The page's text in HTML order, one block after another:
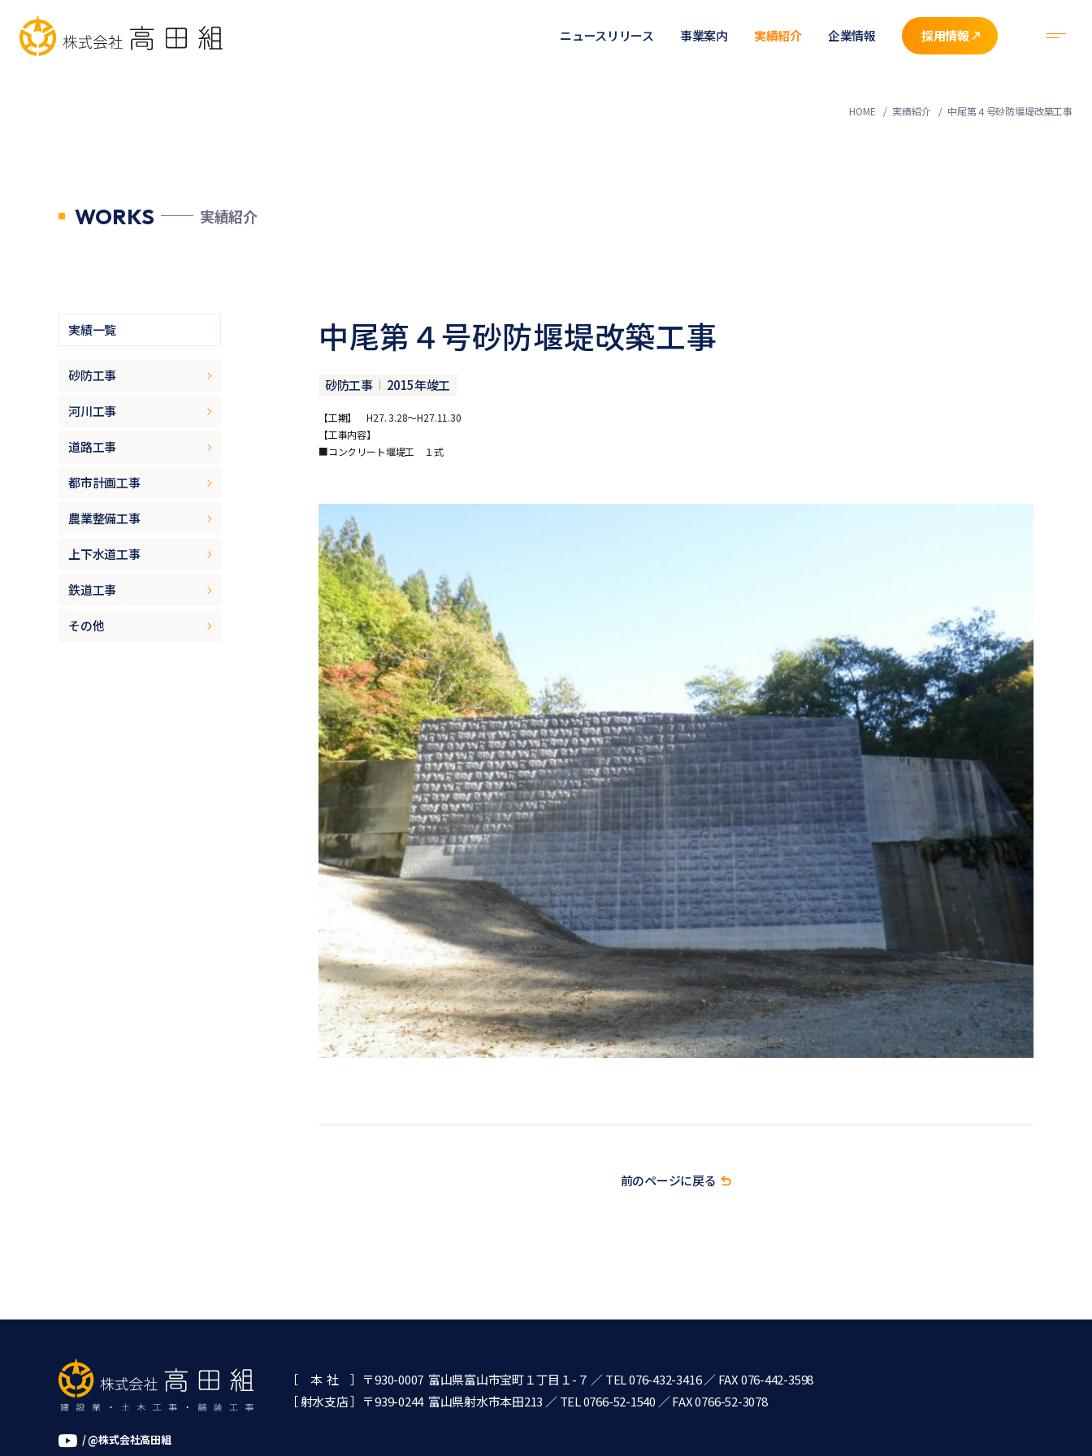
ニュースリリース 事業案内 実績紹介 企業情報 採用情報
HOME 実績紹介 中尾第４号砂防堰堤改築工事
WORKS 実績紹介
実績一覧
砂防工事
河川工事
道路工事
都市計画工事
農業整備工事
上下水道工事
鉄道工事
その他
中尾第４号砂防堰堤改築工事
砂防工事 2015年竣工
【工期】 H27. 3.28～H27.11.30
【工事内容】
■コンクリート堰堤工 １式
前のページに戻る
［ 本 社 ］ 〒930-0007 富山県富山市宝町１丁目１-７ ／TEL 076-432-3416／ FAX 076-442-3598
［ 射水支店 ］ 〒939-0244 富山県射水市本田213 ／TEL 0766-52-1540 ／ FAX 0766-52-3078
/ @株式会社高田組